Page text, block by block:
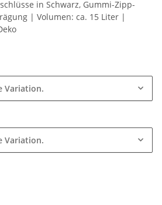
in Schwarz, Gummi-Zipp-
| Volumen: ca. 15 Liter |
Variation.
Variation.